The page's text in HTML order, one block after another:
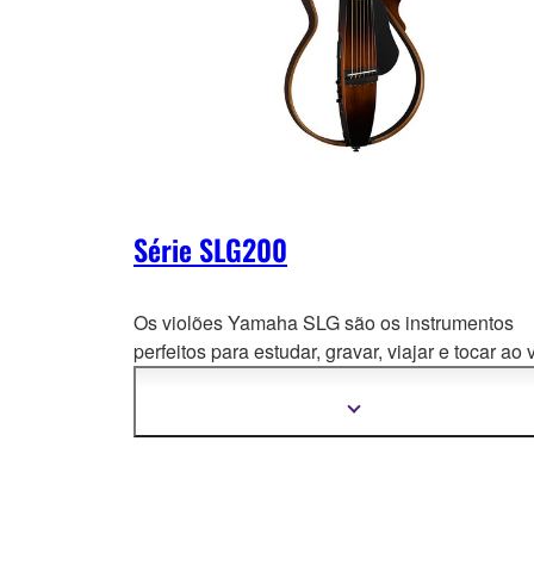
Série SLG200
Os violões Yamaha SLG são os instrumentos
perfeitos para estudar, gravar, viajar e tocar ao
não se encaixa perfeitamente. Sua
quase silenciosa permite praticar em silêncio e
Mostrar